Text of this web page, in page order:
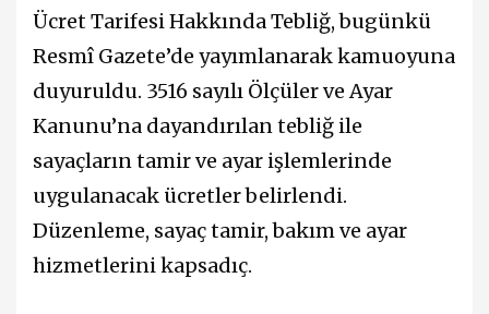
Ücret Tarifesi Hakkında Tebliğ, bugünkü
Resmî Gazete’de yayımlanarak kamuoyuna
duyuruldu. 3516 sayılı Ölçüler ve Ayar
Kanunu’na dayandırılan tebliğ ile
sayaçların tamir ve ayar işlemlerinde
uygulanacak ücretler belirlendi.
Düzenleme, sayaç tamir, bakım ve ayar
hizmetlerini kapsadıç.